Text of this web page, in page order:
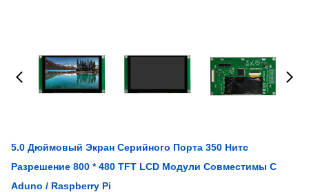
5.0 Дюймовый Экран Серийного Порта 350 Нитс
Разрешение 800 * 480 TFT LCD Модули Совместимы С
Aduno / Raspberry Pi